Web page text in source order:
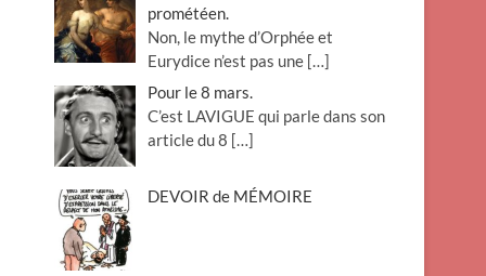
prométéen.
Non, le mythe d’Orphée et
Eurydice n’est pas une […]
Pour le 8 mars.
C’est LAVIGUE qui parle dans son
article du 8 […]
DEVOIR de MÉMOIRE